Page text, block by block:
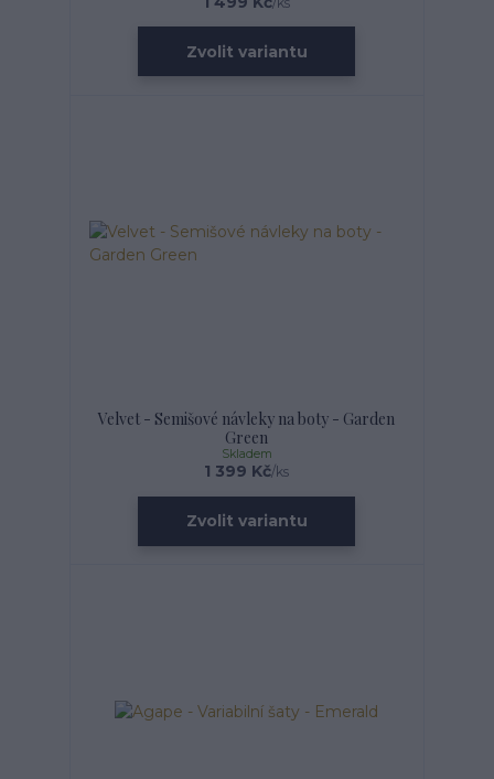
Zvolit variantu
Velvet - Semišové návleky na boty - Garden
Green
1 399 Kč/ks
Skladem
Zvolit variantu